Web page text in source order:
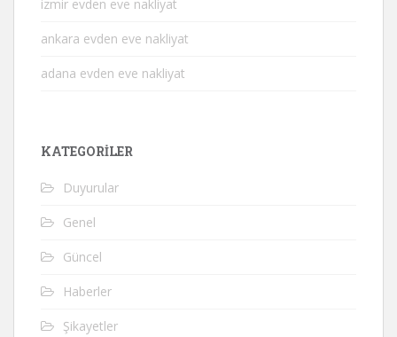
izmir evden eve nakliyat
ankara evden eve nakliyat
adana evden eve nakliyat
KATEGORILER
Duyurular
Genel
Güncel
Haberler
Şikayetler